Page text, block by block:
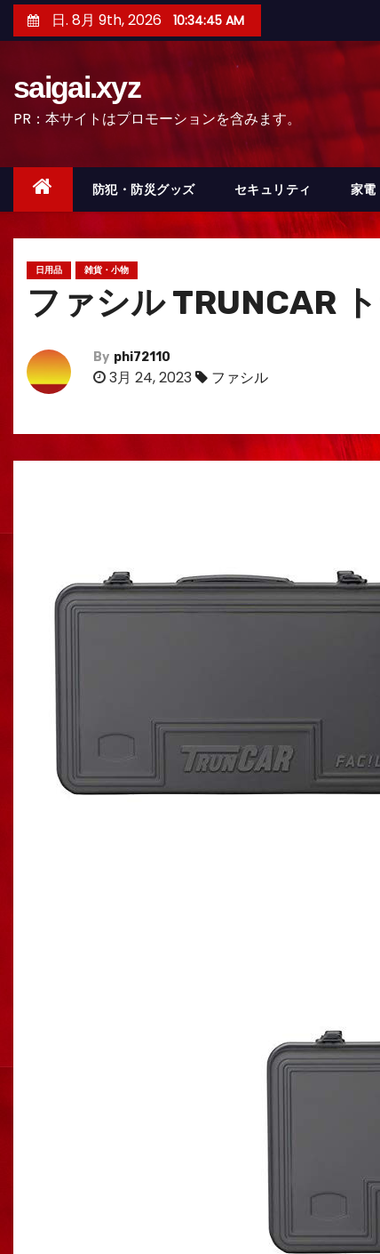
ン
ッ
日. 8月 9th, 2026 10:34:47 AM
saigai.xyz
PR：本サイトはプロモーションを含みます。
防犯・防災グッズ セキュリティ 家電
日用品 雑貨・小物
ファシル TRUNCAR
By phi72110
3月 24, 2023 ファシル